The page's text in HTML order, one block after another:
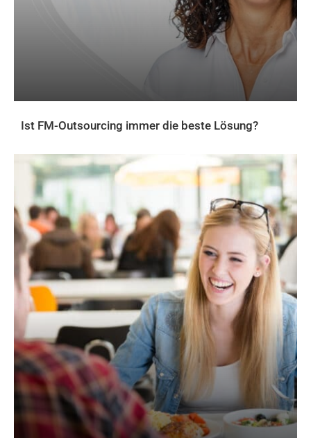
Ist FM-Outsourcing immer die beste Lösung?